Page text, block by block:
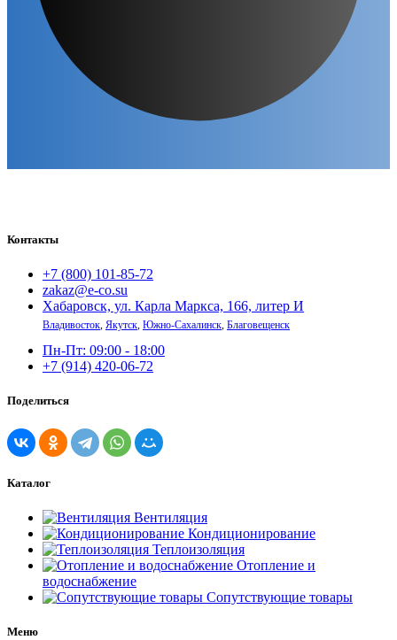
Контакты
+7 (800) 101-85-72
zakaz@e-co.su
Хабаровск, ул. Карла Маркса, 166, литер И
Владивосток, Якутск, Южно-Сахалинск, Благовещенск
Пн-Пт: 09:00 - 18:00
+7 (914) 420-06-72
Поделиться
Каталог
Вентиляция
Кондиционирование
Теплоизоляция
Отопление и
водоснабжение
Сопутствующие товары
Меню